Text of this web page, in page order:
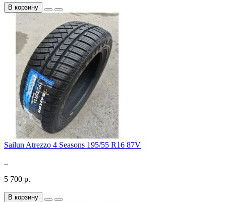
В корзину
Sailun Atrezzo 4 Seasons 195/55 R16 87V
..
5 700 р.
В корзину